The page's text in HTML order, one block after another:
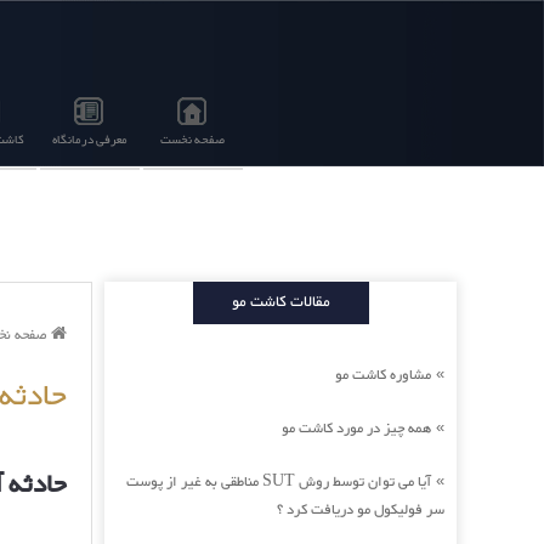
صفحه نخست معرفی درمانگاه
صفحه
مقالات کاشت مو
» مشاوره کاشت مو
» همه چیز در مورد کاشت مو
»
آیا می توان توسط روش SUT مناطقی به غیر از پوست
سر فولیکول مو دریافت کرد ؟